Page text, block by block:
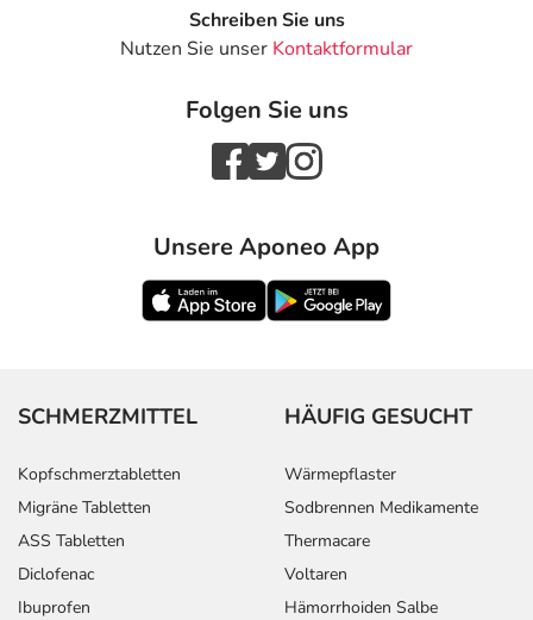
Schreiben Sie uns
Nutzen Sie unser Kontaktformular
Folgen Sie uns
Unsere Aponeo App
SCHMERZMITTEL
Kopfschmerztabletten
Migräne Tabletten
ASS Tabletten
Diclofenac
Ibuprofen
HÄUFIG GESUCHT
Wärmepflaster
Sodbrennen Medikamente
Thermacare
Voltaren
Hämorrhoiden Salbe